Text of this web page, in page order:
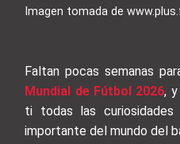
Imagen tomada de
Faltan pocas semanas
Mundial de Fútbol 2026,
ti todas las
importante del mundo del